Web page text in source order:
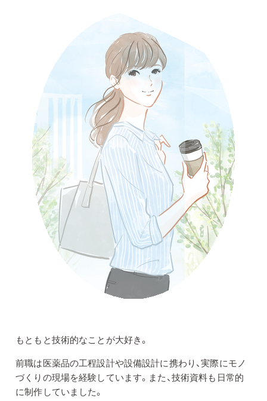
もともと技術的なことが大好き。
前職は医薬品の工程設計や設備設計に携わり、実際にモノ
づくりの現場を経験しています。また、技術資料も日常的
に制作していました。